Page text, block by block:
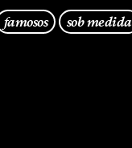
famosos sob medida